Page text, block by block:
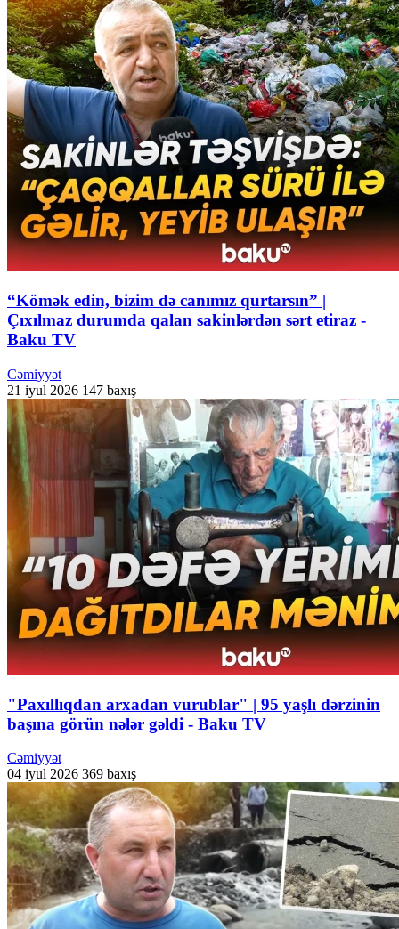
“Kömək edin, bizim də canımız qurtarsın” |
Çıxılmaz durumda qalan sakinlərdən sərt etiraz -
Baku TV
Cəmiyyət
21 iyul 2026 147 baxış
"Paxıllıqdan arxadan vurublar" | 95 yaşlı dərzinin
başına görün nələr gəldi - Baku TV
Cəmiyyət
04 iyul 2026 369 baxış